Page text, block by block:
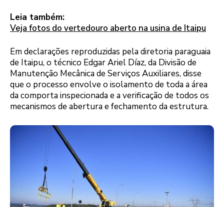
Leia também:
Veja fotos do vertedouro aberto na usina de Itaipu
Em declarações reproduzidas pela diretoria paraguaia
de Itaipu, o técnico Edgar Ariel Díaz, da Divisão de
Manutenção Mecânica de Serviços Auxiliares, disse
que o processo envolve o isolamento de toda a área
da comporta inspecionada e a verificação de todos os
mecanismos de abertura e fechamento da estrutura.